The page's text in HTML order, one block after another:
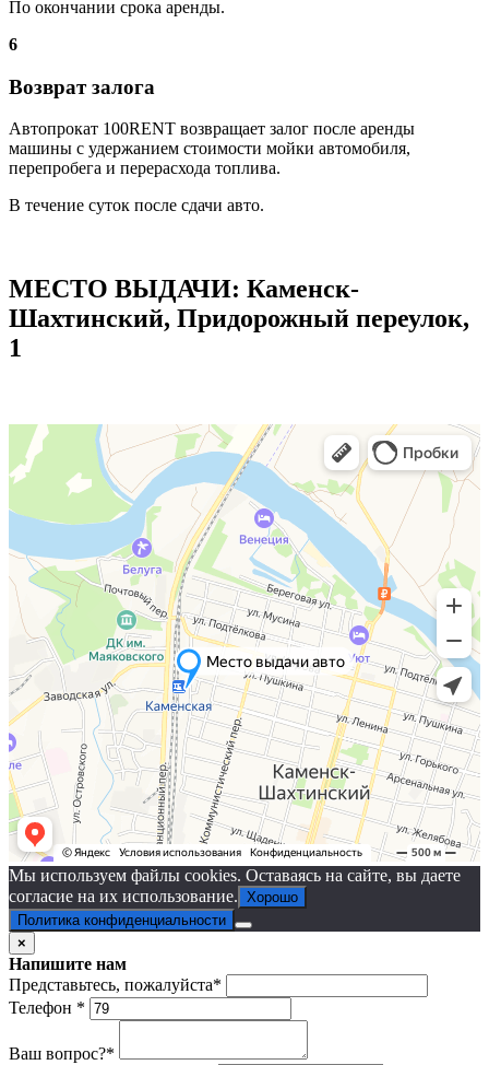
По окончании срока аренды.
6
Возврат залога
Автопрокат 100RENT возвращает залог после аренды
машины с удержанием стоимости мойки автомобиля,
перепробега и перерасхода топлива.
В течение суток после сдачи авто.
МЕСТО ВЫДАЧИ: Каменск-
Шахтинский, Придорожный переулок,
1
Мы используем файлы cookies. Оставаясь на сайте, вы даете
согласие на их использование. Хорошо
Политика конфиденциальности
×
Напишите нам
Представьтесь, пожалуйста*
Телефон *
Ваш вопрос?*